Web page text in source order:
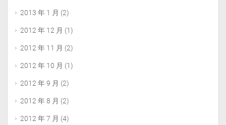
2013 年 1 月 (2)
2012 年 12 月 (1)
2012 年 11 月 (2)
2012 年 10 月 (1)
2012 年 9 月 (2)
2012 年 8 月 (2)
2012 年 7 月 (4)